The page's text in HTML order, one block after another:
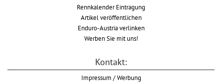
Rennkalender Eintragung
Artikel veröffentlichen
Enduro-Austria verlinken
Werben Sie mit uns!
Kontakt:
Impressum / Werbung